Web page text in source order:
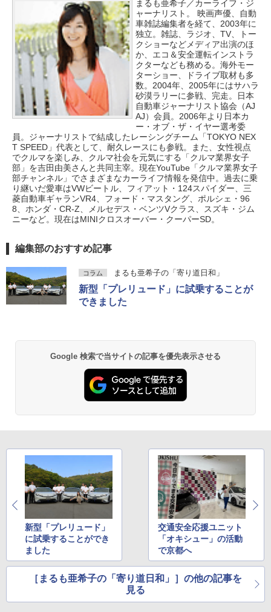
まるも亜希子／カーライフ・ジ
ャーナリスト。 映画声優、自動
車雑誌編集者を経て、2003年に
独立。雑誌、ラジオ、TV、トー
クショーなどメディア出演のほ
か、エコ＆安全運転インストラ
クターなども務める。海外モー
ターショー、ドライブ取材も多
数。2004年、2005年にはサハラ
砂漠ラリーに参戦、完走。日本
自動車ジャーナリスト協会（AJ
AJ）会員。2006年より日本カ
ー・オブ・ザ・イヤー選考委
員。ジャーナリストで結成したレーシングチーム「TOKYO NEX
T SPEED」代表として、耐久レースにも参戦。また、女性視点
でクルマを楽しみ、クルマ社会を元気にする「クルマ業界女子
部」を吉田由美さんと共同主宰。現在YouTube「クルマ業界女子
部チャンネル」でさまざまなカーライフ情報を発信中。過去に乗
り継いだ愛車はVWビートル、フィアット・124スパイダー、三
菱自動車ギャランVR4、フォード・マスタング、ポルシェ・96
8、ホンダ・CR-Z、メルセデス・ベンツVクラス、スズキ・ジム
ニーなど。現在はMINIクロスオーバー・クーパーSD。
編集部のおすすめ記事
コラム まるも亜希子の「寄り道日和」
新型「プレリュード」に試乗することが
できました
Google 検索で当サイトの記事を優先表示させる
新型「プレリュード」
に試乗することができ
ました
交通安全応援ユニット
「オキシュー」の活動
で京都へ
［まるも亜希子の「寄り道日和」］の他の記事を
見る